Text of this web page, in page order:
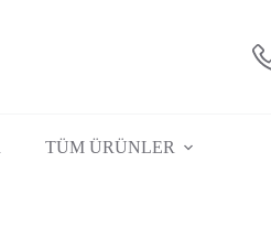
TÜM ÜRÜNLER